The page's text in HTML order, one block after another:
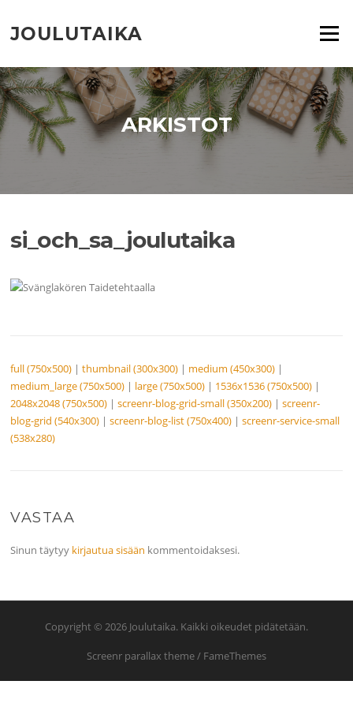
suoraan
sisältöön
JOULUTAIKA Valikko
ARKISTOT
si_och_sa_joulutaika
full (750x500) |thumbnail (300x300) | medium (450x300) |
medium_large (750x500) | large (750x500) | 1536x1536 (750x500) |
2048x2048 (750x500) |screenr-blog-grid-small (350x200) |screenr-
blog-grid (540x300) |screenr-blog-list (750x400) |screenr-service-small
(538x280)
VASTAA
Sinun täytyy kirjautua sisään kommentoidaksesi.
Copyright © 2026 Joulutaika. Kaikki oikeudet pidätetään.
Screenr parallax theme/ FameThemes